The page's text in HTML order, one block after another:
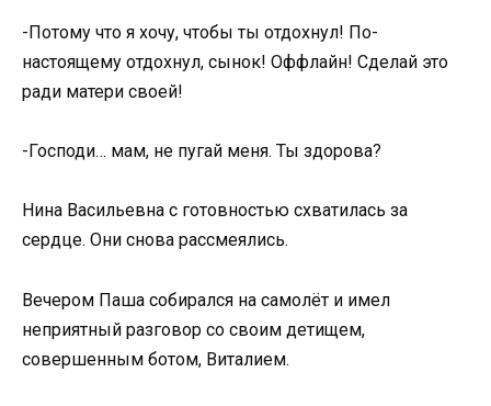
-Потому что я хочу, чтобы ты отдохнул! По-
настоящему отдохнул, сынок! Оффлайн! Сделай это
ради матери своей!
-Господи… мам, не пугай меня. Ты здорова?
Нина Васильевна с готовностью схватилась за
сердце. Они снова рассмеялись.
Вечером Паша собирался на самолёт и имел
неприятный разговор со своим детищем,
совершенным ботом, Виталием.